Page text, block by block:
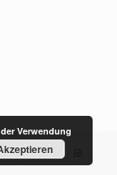
Verwendung